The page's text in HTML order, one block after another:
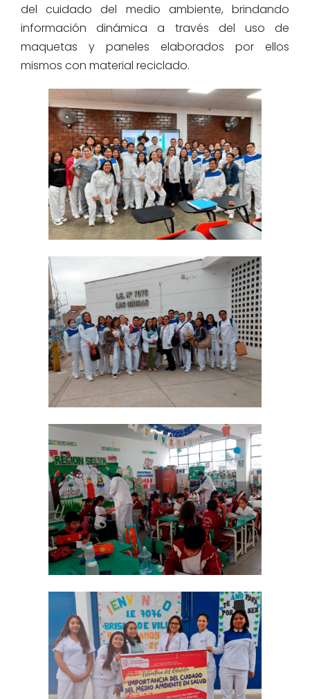
del cuidado del medio ambiente, brindando
información dinámica a través del uso de
maquetas y paneles elaborados por ellos
mismos con material reciclado.